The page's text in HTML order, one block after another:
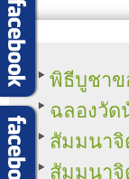
พิธีบูชาข
ฉลองวัด
สัมมนาจิ
สัมมนาจิ